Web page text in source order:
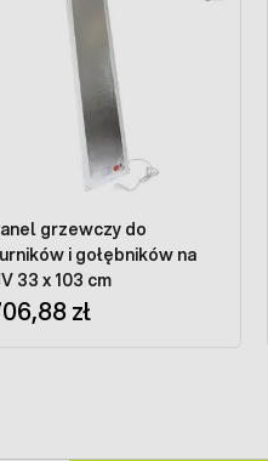
grzewczy do
i gołębników na
33 x 103 cm
zł